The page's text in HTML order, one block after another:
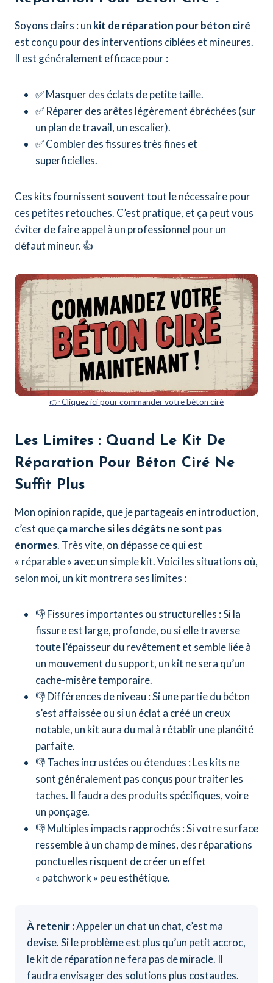
Soyons clairs : un kit de réparation pour béton ciré
est conçu pour des interventions ciblées et mineures.
Il est généralement efficace pour :
✅ Masquer des éclats de petite taille.
✅ Réparer des arêtes légèrement ébréchées (sur
un plan de travail, un escalier).
✅ Combler des fissures très fines et
superficielles.
Ces kits fournissent souvent tout le nécessaire pour
ces petites retouches. C’est pratique, et ça peut vous
éviter de faire appel à un professionnel pour un
défaut mineur. 👍
👉 Cliquez ici pour commander votre béton ciré
Les Limites : Quand Le Kit De
Réparation Pour Béton Ciré Ne
Suffit Plus
Mon opinion rapide, que je partageais en introduction,
c’est queça marche si les dégâts ne sont pas
énormes. Très vite, on dépasse ce qui est
« réparable » avec un simple kit. Voici les situations où,
selon moi, un kit montrera ses limites :
👎 Fissures importantes ou structurelles : Si la
fissure est large, profonde, ou si elle traverse
toute l’épaisseur du revêtement et semble liée à
un mouvement du support, un kit ne sera qu’un
cache-misère temporaire.
👎 Différences de niveau : Si une partie du béton
s’est affaissée ou si un éclat a créé un creux
notable, un kit aura du mal à rétablir une planéité
parfaite.
👎 Taches incrustées ou étendues : Les kits ne
sont généralement pas conçus pour traiter les
taches. Il faudra des produits spécifiques, voire
un ponçage.
👎 Multiples impacts rapprochés : Si votre surface
ressemble à un champ de mines, des réparations
ponctuelles risquent de créer un effet
« patchwork » peu esthétique.
À retenir :Appeler un chat un chat, c’est ma
devise. Si le problème est plus qu’un petit accroc,
le kit de réparation ne fera pas de miracle. Il
faudra envisager des solutions plus costaudes.